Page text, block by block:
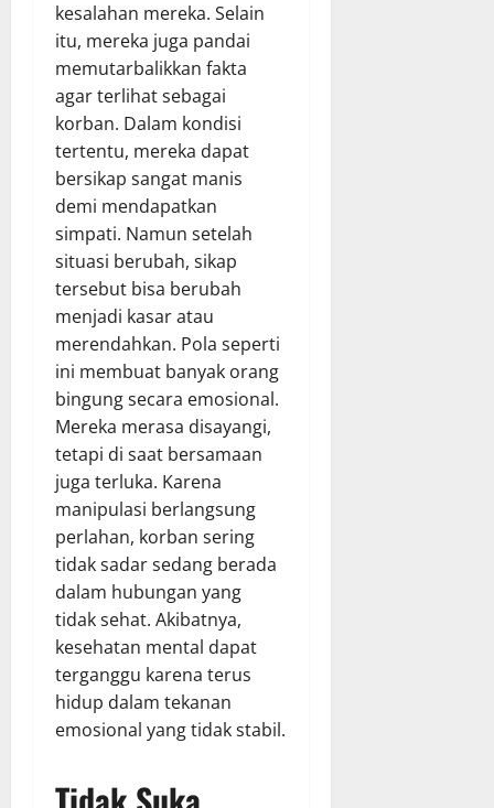
kesalahan mereka. Selain
itu, mereka juga pandai
memutarbalikkan fakta
agar terlihat sebagai
korban. Dalam kondisi
tertentu, mereka dapat
bersikap sangat manis
demi mendapatkan
simpati. Namun setelah
situasi berubah, sikap
tersebut bisa berubah
menjadi kasar atau
merendahkan. Pola seperti
ini membuat banyak orang
bingung secara emosional.
Mereka merasa disayangi,
tetapi di saat bersamaan
juga terluka. Karena
manipulasi berlangsung
perlahan, korban sering
tidak sadar sedang berada
dalam hubungan yang
tidak sehat. Akibatnya,
kesehatan mental dapat
terganggu karena terus
hidup dalam tekanan
emosional yang tidak stabil.